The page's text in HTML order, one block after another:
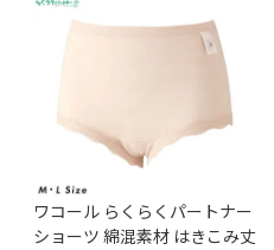
ワコール らくらくパートナー
ショーツ 綿混素材 はきこみ丈